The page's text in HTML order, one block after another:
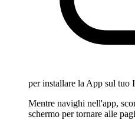
per installare la App sul tuo
Mentre navighi nell'app,
schermo per tornare alle